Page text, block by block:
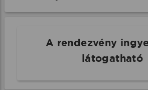
A rendezvény
látogatható